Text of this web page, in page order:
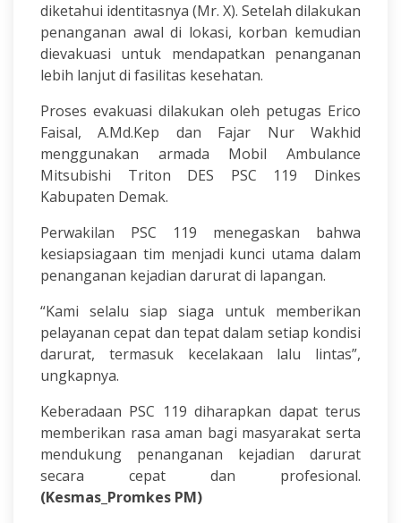
diketahui identitasnya (Mr. X). Setelah dilakukan
penanganan awal di lokasi, korban kemudian
dievakuasi untuk mendapatkan penanganan
lebih lanjut di fasilitas kesehatan.
Proses evakuasi dilakukan oleh petugas Erico
Faisal, A.Md.Kep dan Fajar Nur Wakhid
menggunakan armada Mobil Ambulance
Mitsubishi Triton DES PSC 119 Dinkes
Kabupaten Demak.
Perwakilan PSC 119 menegaskan bahwa
kesiapsiagaan tim menjadi kunci utama dalam
penanganan kejadian darurat di lapangan.
“Kami selalu siap siaga untuk memberikan
pelayanan cepat dan tepat dalam setiap kondisi
darurat, termasuk kecelakaan lalu lintas”,
ungkapnya.
Keberadaan PSC 119 diharapkan dapat terus
memberikan rasa aman bagi masyarakat serta
mendukung penanganan kejadian darurat
secara cepat dan profesional.
(Kesmas_Promkes PM)